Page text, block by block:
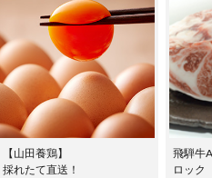
【山田養鶏】
採れたて直送！
飛騨牛
ロッ